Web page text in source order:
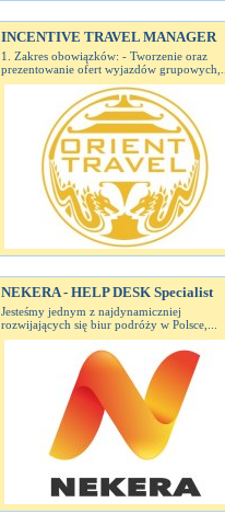
INCENTIVE TRAVEL MANAGER
1. Zakres obowiązków: - Tworzenie oraz
prezentowanie ofert wyjazdów grupowych,...
NEKERA - HELP DESK Specialist
Jesteśmy jednym z najdynamiczniej
rozwijających się biur podróży w Polsce,...